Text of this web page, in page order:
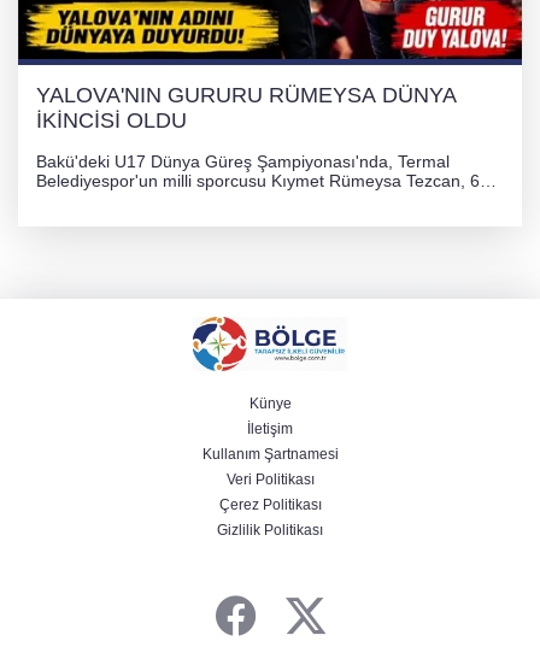
YALOVA'NIN GURURU RÜMEYSA DÜNYA
İKİNCİSİ OLDU
Bakü'deki U17 Dünya Güreş Şampiyonası'nda, Termal
Belediyespor'un milli sporcusu Kıymet Rümeysa Tezcan, 69
Künye
İletişim
Kullanım Şartnamesi
Veri Politikası
Çerez Politikası
Gizlilik Politikası